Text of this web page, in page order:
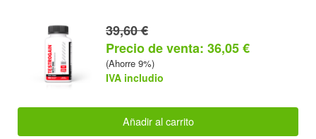
39,60 €
Precio de venta: 36,05 €
(Ahorre 9%)
IVA includio
Añadir al carrito